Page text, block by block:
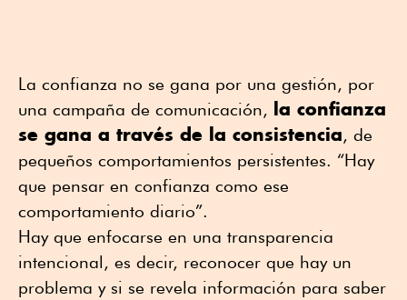
La confianza no se gana por una gestión, por
una campaña de comunicación, la confianza
se gana a través de la consistencia, de
pequeños comportamientos persistentes. “Hay
que pensar en confianza como ese
comportamiento diario”.
Hay que enfocarse en una transparencia
intencional, es decir, reconocer que hay un
problema y si se revela información para saber